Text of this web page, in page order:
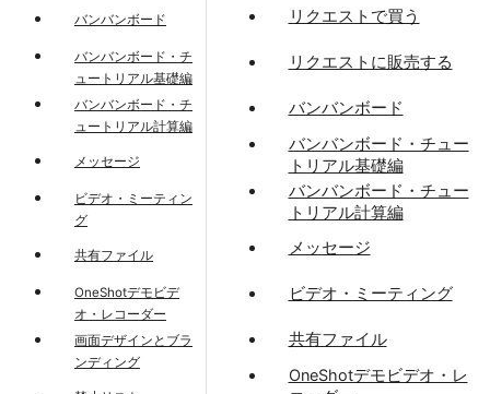
バンバンボード
バンバンボード・チ
ュートリアル基礎編
バンバンボード・チ
ュートリアル計算編
メッセージ
ビデオ・ミーティン
グ
共有ファイル
OneShotデモビデ
オ・レコーダー
画面デザインとブラ
ンディング
リクエストで買う
リクエストに販売する
バンバンボード
バンバンボード・チュー
トリアル基礎編
バンバンボード・チュー
トリアル計算編
メッセージ
ビデオ・ミーティング
共有ファイル
OneShotデモビデオ・レ